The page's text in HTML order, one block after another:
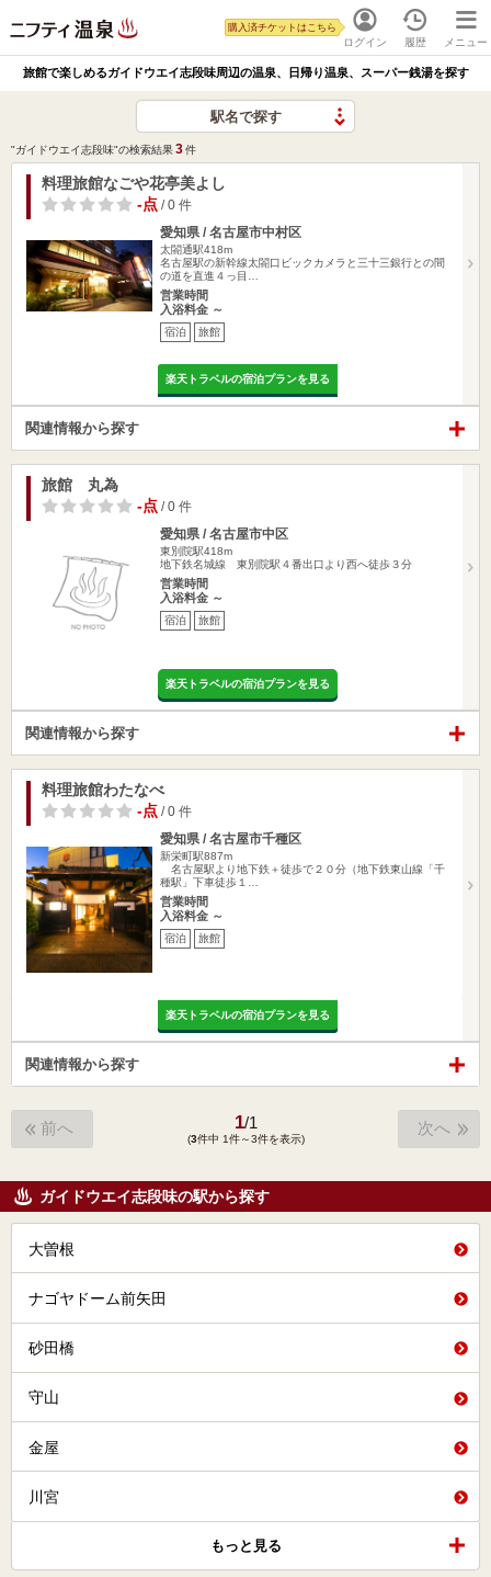
ログイン
購入済チケットはこちら
履歴 メニュー
旅館で楽しめるガイドウエイ志段味周辺の温泉、日帰り温泉、スーパー銭湯を探す
駅名で探す
"ガイドウエイ志段味"の検索結果3件
料理旅館なごや花亭美よし
-点 / 0 件
愛知県 / 名古屋市中村区
太閤通駅418m
名古屋駅の新幹線太閤口ビックカメラと三十三銀行との間
の道を直進４っ目…
営業時間
入浴料金 ～
宿泊 旅館
楽天トラベルの宿泊プランを見る
関連情報から探す
旅館 丸為
-点 / 0 件
愛知県 / 名古屋市中区
東別院駅418m
地下鉄名城線 東別院駅４番出口より西へ徒歩３分
営業時間
入浴料金 ～
宿泊 旅館
楽天トラベルの宿泊プランを見る
関連情報から探す
料理旅館わたなべ
-点 / 0 件
愛知県 / 名古屋市千種区
新栄町駅887m
名古屋駅より地下鉄＋徒歩で２０分（地下鉄東山線「千
種駅」下車徒歩１…
営業時間
入浴料金 ～
宿泊 旅館
楽天トラベルの宿泊プランを見る
関連情報から探す
前へ 1/1
(3件中 1件～3件を表示)
次へ
ガイドウエイ志段味の駅から探す
大曽根
ナゴヤドーム前矢田
砂田橋
守山
金屋
川宮
もっと見る